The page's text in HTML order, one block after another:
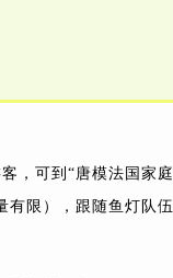
，可到“唐模法国家庭
有限），跟随鱼灯队伍